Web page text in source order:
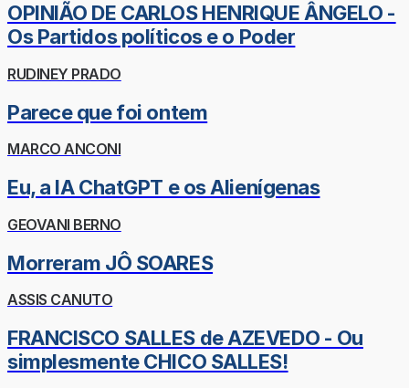
OPINIÃO DE CARLOS HENRIQUE ÂNGELO -
Os Partidos políticos e o Poder
RUDINEY PRADO
Parece que foi ontem
MARCO ANCONI
Eu, a IA ChatGPT e os Alienígenas
GEOVANI BERNO
Morreram JÔ SOARES
ASSIS CANUTO
FRANCISCO SALLES de AZEVEDO - Ou
simplesmente CHICO SALLES!